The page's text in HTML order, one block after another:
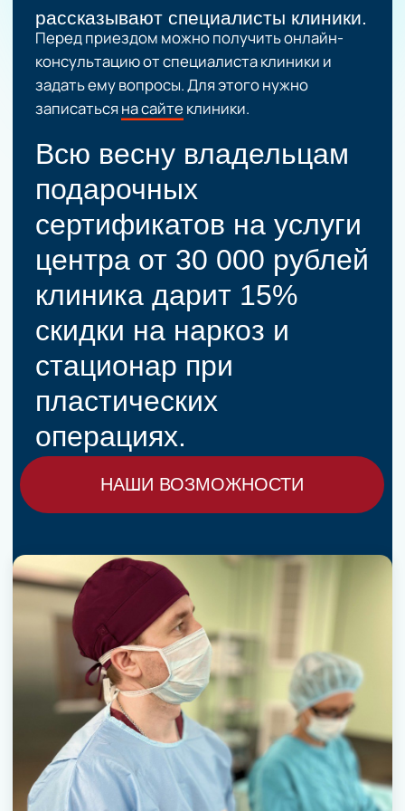
трамваи № 3, 7, 23. От Южного
вокзала удобнее всего
воспользоваться метро или
автобусами №51, 52, 93.
Что есть рядом?
Клиника находится в самом
сердце города — рядом
множество кафе, ресторанов,
достопримечательностей
Екатеринбурга.
В центре города можно найти
любой подходящий вариант
размещения, но в стационаре
клиники С. В. Нудельмана будет
комфортнее всего — вы будете
под присмотром врачей. При
необходимости можно
забронировать двухместную
остановиться сопровождающий.
Сколько рядом
гостиниц?
ИМЕЮТСЯ
Екатеринбург, ул. Московская, 19
+7 (343) 228-28-28
пластической хирургии
им. С. В. Нудельмана
Куда еще поехать лечиться
НА САЙТ